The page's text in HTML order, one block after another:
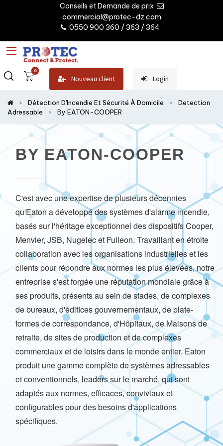
Conseils et Demande de prix
commercial@protec-dz.com
0550 900 360 / 363 / 364
0
Nouveau client Login
Détection D'Incendie Et Sécurité À Domicile
Detection
Adressable
By EATON-COOPER
BY EATON-COOPER
C'est avec une expertise de plusieurs décennies
qu'Eaton a développé des systèmes d'alarme incendie,
basés sur l'héritage exceptionnel des dispositifs Cooper,
Menvier, JSB, Nugelec et Fulleon. Travaillant en étroite
collaboration avec les organisations industrielles et les
clients pour répondre aux normes les plus élevées, notre
entreprise s'est forgée une réputation mondiale grâce à
ses produits, présents au sein de stades, de complexes
de bureaux, d'édifices gouvernementaux, de plate-
formes de correspondance, d'Hôpitaux, de Maisons de
retraite, de sites de production et de complexes
commerciaux et de loisirs dans le monde entier. Eaton
produit une gamme complète de systèmes adressables
et conventionnels, leaders sur le marché, qui sont
adaptés aux normes, efficaces, conviviaux et
configurables pour des besoins d'applications
spécifiques.